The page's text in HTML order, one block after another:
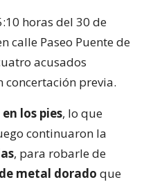
horas del 30 de
calle Paseo Puente de
acusados
previa.
los pies, lo que
continuaron la
, para robarle de
metal dorado que